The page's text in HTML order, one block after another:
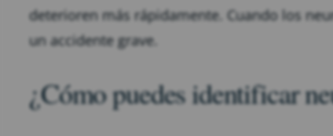
deterioren más rápidamente. Cuando los
un accidente grave.
¿Cómo puedes identificar